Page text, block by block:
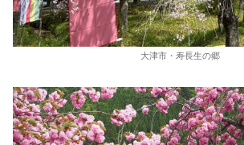
大津市・寿長生の郷